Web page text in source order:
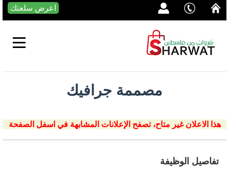
اعرض سلعتك
مصممة جرافيك
هذا الاعلان غير متاح، تصفح الإعلانات المشابهة في اسفل الصفحة
تفاصيل الوظيفة